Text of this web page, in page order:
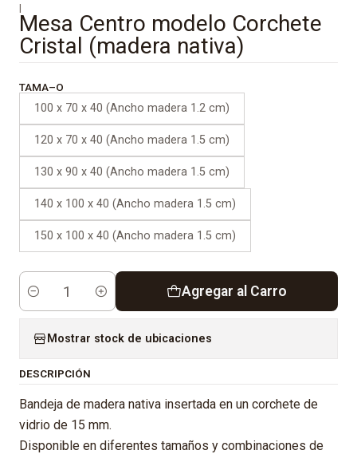
|
Mesa Centro modelo Corchete
Cristal (madera nativa)
TAMA–O
100 x 70 x 40 (Ancho madera 1.2 cm)
120 x 70 x 40 (Ancho madera 1.5 cm)
130 x 90 x 40 (Ancho madera 1.5 cm)
140 x 100 x 40 (Ancho madera 1.5 cm)
150 x 100 x 40 (Ancho madera 1.5 cm)
Cantidad
Agregar al Carro
Mostrar stock de ubicaciones
DESCRIPCIÓN
Bandeja de madera nativa insertada en un corchete de
vidrio de 15 mm.
Disponible en diferentes tamaños y combinaciones de